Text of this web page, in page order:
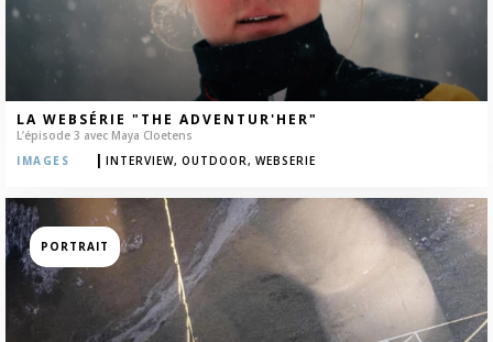
LA WEBSÉRIE "THE ADVENTUR'HER"
L’épisode 3 avec Maya Cloetens
IMAGES
| INTERVIEW, OUTDOOR, WEBSERIE
PORTRAIT